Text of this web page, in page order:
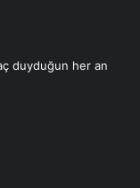
duyduğun her an